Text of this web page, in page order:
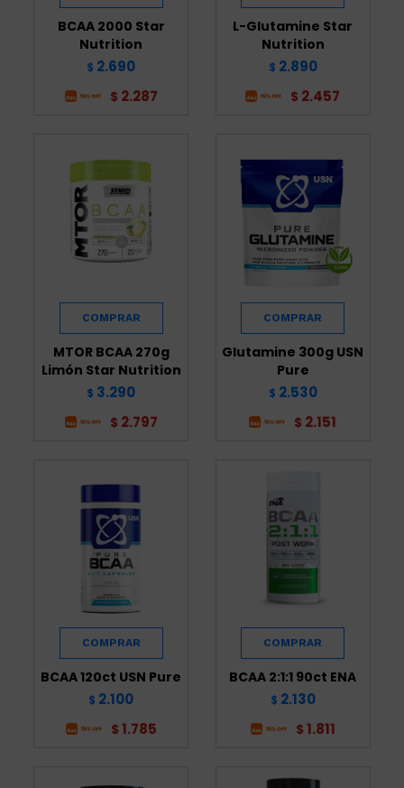
BCAA 2000 Star
Nutrition
$ 2.690
$ 2.287
L-Glutamine Star
Nutrition
$ 2.890
$ 2.457
MTOR BCAA 270g
Limón Star Nutrition
$ 3.290
$ 2.797
Glutamine 300g USN
Pure
$ 2.530
$ 2.151
BCAA 120ct USN Pure
$ 2.100
$ 1.785
BCAA 2:1:1 90ct ENA
$ 2.130
$ 1.811